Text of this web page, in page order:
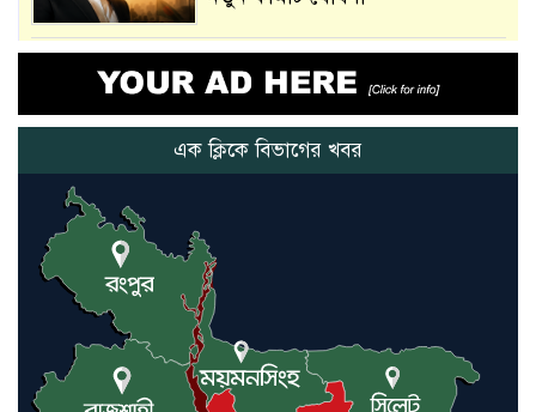
মানুষের উপকার হয় : প্রধানমন্ত্রী
যুক্তরাষ্ট্র ও ইসরায়েল বাদে হরমুজ
প্রণালি সবার জন্য উন্মুক্ত: আরাকচি
এক ক্লিকে বিভাগের খবর